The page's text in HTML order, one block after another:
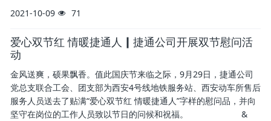
2021-10-09
71
爱心双节红 情暖捷通人┃捷通公司开展双节慰问活
动
金风送爽，硕果飘香。值此国庆节来临之际，9月29日，捷通公司
党总支联合工会、团支部为西安4号线地铁服务站、西安动车所售后
服务人员送去了贴满“爱心双节红 情暖捷通人”字样的慰问品，并向
坚守在岗位的工作人员致以节日的问候和祝福。 &